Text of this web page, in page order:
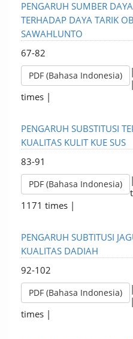
PENGARUH SUMBER
TERHADAP DAYA TARIK
SAWAHLUNTO
67-82
PDF (Bahasa Indonesia)
times |
PENGARUH SUBSTITUSI
KUALITAS KULIT KUE SUS
83-91
PDF (Bahasa Indonesia)
1171 times |
PENGARUH SUBTITUSI
KUALITAS DADIAH
92-102
PDF (Bahasa Indonesia)
times |